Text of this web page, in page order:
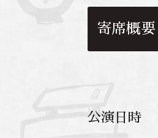
寄席概要
公演日時